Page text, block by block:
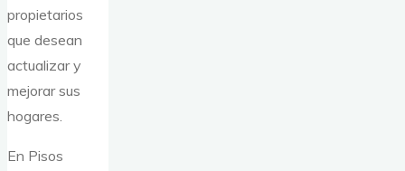
propietarios
que desean
actualizar y
mejorar sus
hogares.
En Pisos